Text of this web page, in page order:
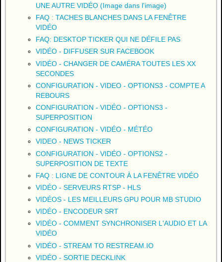
UNE AUTRE VIDÉO (Image dans l'image)
FAQ : TACHES BLANCHES DANS LA FENÊTRE
VIDÉO
FAQ: DESKTOP TICKER QUI NE DÉFILE PAS
VIDÉO - DIFFUSER SUR FACEBOOK
VIDÉO - CHANGER DE CAMÉRA TOUTES LES XX
SECONDES
CONFIGURATION - VIDEO - OPTIONS3 - COMPTE A
REBOURS
CONFIGURATION - VIDÉO - OPTIONS3 -
SUPERPOSITION
CONFIGURATION - VIDÉO - MÉTÉO
VIDEO - NEWS TICKER
CONFIGURATION - VIDÉO - OPTIONS2 -
SUPERPOSITION DE TEXTE
FAQ : LIGNE DE CONTOUR À LA FENÊTRE VIDÉO
VIDÉO - SERVEURS RTSP - HLS
VIDÉOS - LES MEILLEURS GPU POUR MB STUDIO
VIDÉO - ENCODEUR SRT
VIDÉO - COMMENT SYNCHRONISER L'AUDIO ET LA
VIDÉO
VIDÉO - STREAM TO RESTREAM.IO
VIDÉO - SORTIE DECKLINK